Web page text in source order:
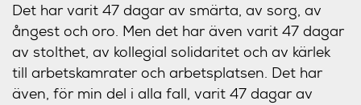
Det har varit 47 dagar av smärta, av sorg, av
ångest och oro. Men det har även varit 47 dagar
av stolthet, av kollegial solidaritet och av kärlek
till arbetskamrater och arbetsplatsen. Det har
även, för min del i alla fall, varit 47 dagar av